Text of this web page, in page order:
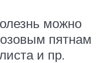
можно
пятнам
и пр.